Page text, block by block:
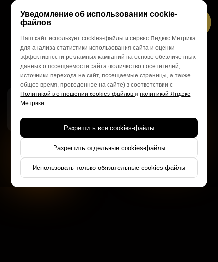
Уведомление об использовании cookie-
файлов
Наш сайт использует cookies-файлы и сервис Яндекс Метрика
для анализа статистики использования сайта и оценки
эффективности рекламных кампаний на основе обезличенных
данных о посещаемости сайта (количество посетителей,
источники перехода на сайт, посещаемые страницы, а также
общее время, проведенное на сайте) в соответствии с
Политикой в отношении cookies-файловиполитикой Яндекс
Метрики.
Разрешить все cookies-файлы
Разрешить отдельные cookies-файлы
Использовать только обязательные cookies-файлы
ул. Походная, д.3
Из года в год одно и то же?
Праздник, который точно запомнится!
ОтпразднуйПО-ВЗРОСЛОМУ
НЕ БАНАЛЬНЫЙДЕНЬ РОЖДЕНИЯ
ВМЕСТЕ С«ФОРТ БОЯРД»